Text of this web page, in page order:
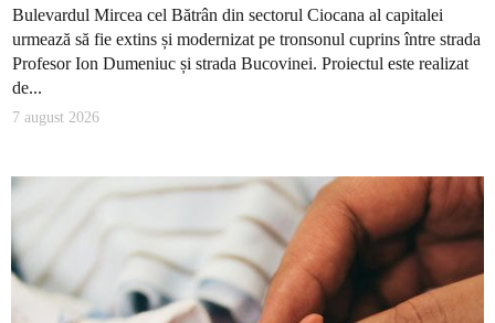
Bulevardul Mircea cel Bătrân din sectorul Ciocana al capitalei
urmează să fie extins și modernizat pe tronsonul cuprins între strada
Profesor Ion Dumeniuc și strada Bucovinei. Proiectul este realizat
de...
7 august 2026